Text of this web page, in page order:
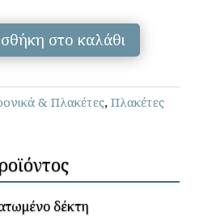
στο καλάθι
& Πλακέτες, Πλακέτες
δέκτη